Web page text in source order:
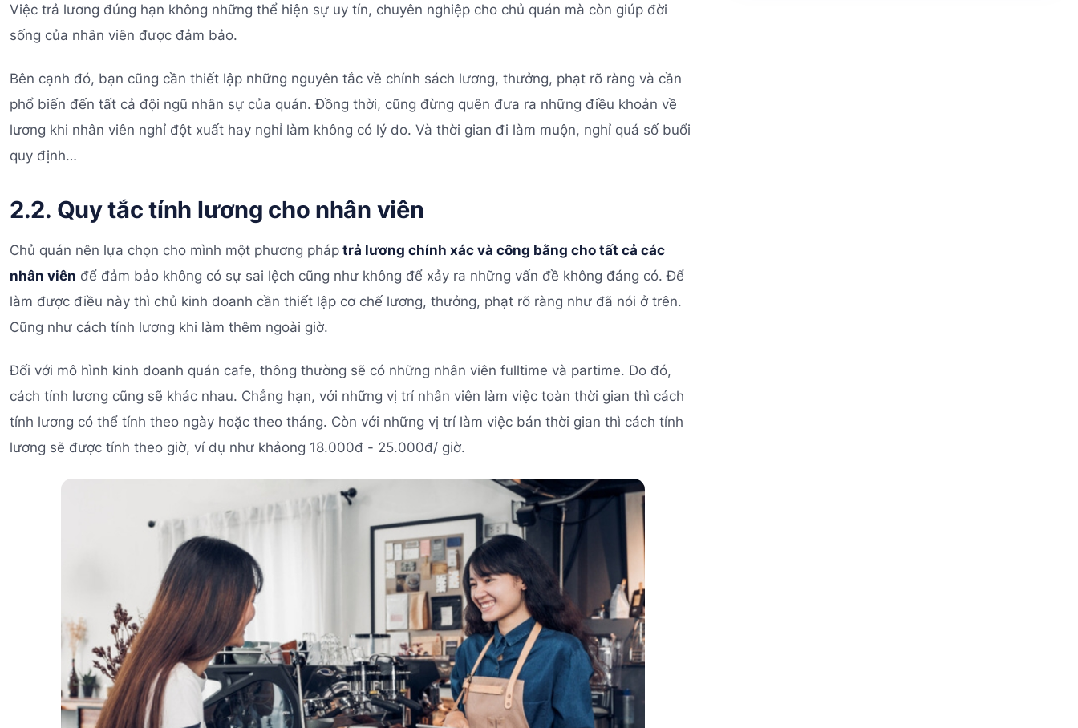
Việc trả lương đúng hạn không những thể hiện sự uy tín, chuyên nghiệp cho chủ quán mà còn giúp đời
sống của nhân viên được đảm bảo.
Bên cạnh đó, bạn cũng cần thiết lập những nguyên tắc về chính sách lương, thưởng, phạt rõ ràng và cần
phổ biến đến tất cả đội ngũ nhân sự của quán. Đồng thời, cũng đừng quên đưa ra những điều khoản về
lương khi nhân viên nghỉ đột xuất hay nghỉ làm không có lý do. Và thời gian đi làm muộn, nghỉ quá số buổi
quy định…
2.2. Quy tắc tính lương cho nhân viên
Chủ quán nên lựa chọn cho mình một phương pháp trả lương chính xác và công bằng cho tất cả các
nhân viên để đảm bảo không có sự sai lệch cũng như không để xảy ra những vấn đề không đáng có. Để
làm được điều này thì chủ kinh doanh cần thiết lập cơ chế lương, thưởng, phạt rõ ràng như đã nói ở trên.
Cũng như cách tính lương khi làm thêm ngoài giờ.
Đối với mô hình kinh doanh quán cafe, thông thường sẽ có những nhân viên fulltime và partime. Do đó,
cách tính lương cũng sẽ khác nhau. Chẳng hạn, với những vị trí nhân viên làm việc toàn thời gian thì cách
tính lương có thể tính theo ngày hoặc theo tháng. Còn với những vị trí làm việc bán thời gian thì cách tính
lương sẽ được tính theo giờ, ví dụ như khảong 18.000đ - 25.000đ/ giờ.